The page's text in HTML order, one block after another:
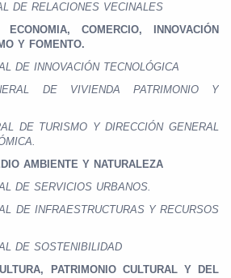
DE RELACIONES VECINALES
COMERCIO, INNOVACIÓN
Y FOMENTO.
DE INNOVACIÓN TECNOLÓGICA
DE VIVIENDA PATRIMONIO Y
DE TURISMO Y DIRECCIÓN GENERAL
AMBIENTE Y NATURALEZA
DE SERVICIOS URBANOS.
DE INFRAESTRUCTURAS Y RECURSOS
DE SOSTENIBILIDAD
PATRIMONIO CULTURAL Y DEL